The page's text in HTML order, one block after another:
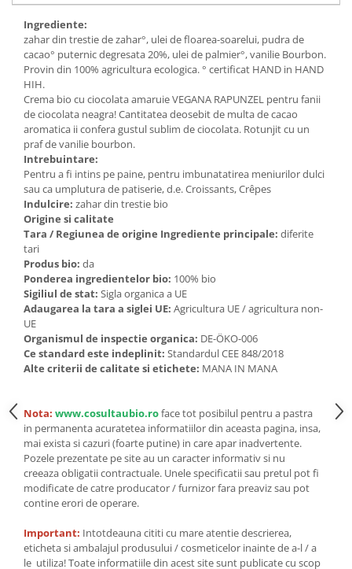
Dulceturi, gemuri, compoturi
Creme
Bomboane, Caramele si Jeleuri
Biscuiti si napolitane
Inghetata
Zahar si indulcitori
Batoane
Dulciuri bio
Guma de mestecat bio
Snacksuri
Seminte, fructe uscate, samburi
Mixuri, condimente si mirodenii
Mixuri
Condimente
Mirodenii
Maioneza bio
Pesto Bio
Semipreparate
Ingrediente:
zahar din trestie de zahar°, ulei de floarea-soarelui, pudra de
cacao° puternic degresata 20%, ulei de palmier°, vanilie Bourbon.
Provin din 100% agricultura ecologica. ° certificat HAND in HAND
HIH.
Crema bio cu ciocolata amaruie VEGANA RAPUNZEL pentru fanii
de ciocolata neagra! Cantitatea deosebit de multa de cacao
aromatica ii confera gustul sublim de ciocolata. Rotunjit cu un
praf de vanilie bourbon.
Intrebuintare:
Pentru a fi intins pe paine, pentru imbunatatirea meniurilor dulci
sau ca umplutura de patiserie, d.e. Croissants, Crêpes
Indulcire: zahar din trestie bio
Origine si calitate
Tara / Regiunea de origine Ingrediente principale: diferite
tari
Produs bio: da
Ponderea ingredientelor bio: 100% bio
Sigiliul de stat: Sigla organica a UE
Adaugarea la tara a siglei UE: Agricultura UE / agricultura non-
UE
Organismul de inspectie organica: DE-ÖKO-006
Ce standard este indeplinit: Standardul CEE 848/2018
Alte criterii de calitate si etichete: MANA IN MANA
Nota: www.cosultaubio.roface tot posibilul pentru a pastra
in permanenta acuratetea informatiilor din aceasta pagina, insa,
mai exista si cazuri (foarte putine) in care apar inadvertente.
Pozele prezentate pe site au un caracter informativ si nu
creeaza obligatii contractuale. Unele specificatii sau pretul pot fi
modificate de catre producator / furnizor fara preaviz sau pot
contine erori de operare.
Important: Intotdeauna cititi cu mare atentie descrierea,
eticheta si ambalajul produsului / cosmeticelor inainte de a-l / a
le utiliza! Toate informatiile din acest site sunt publicate cu scop